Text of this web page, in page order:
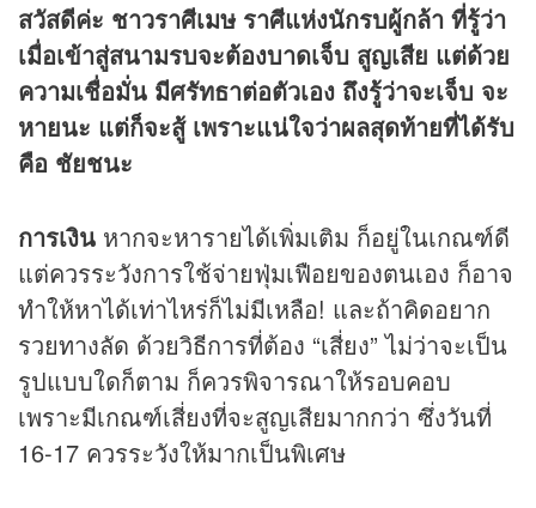
สวัสดีค่ะ ชาวราศีเมษ ราศีแห่งนักรบผู้กล้า ที่รู้ว่า
เมื่อเข้าสู่สนามรบจะต้องบาดเจ็บ สูญเสีย แต่ด้วย
ความเชื่อมั่น มีศรัทธาต่อตัวเอง ถึงรู้ว่าจะเจ็บ จะ
หายนะ แต่ก็จะสู้ เพราะแน่ใจว่าผลสุดท้ายที่ได้รับ
คือ ชัยชนะ
การเงิน หากจะหารายได้เพิ่มเติม ก็อยู่ในเกณฑ์ดี
แต่ควรระวังการใช้จ่ายฟุ่มเฟือยของตนเอง ก็อาจ
ทำให้หาได้เท่าไหร่ก็ไม่มีเหลือ! และถ้าคิดอยาก
รวยทางลัด ด้วยวิธีการที่ต้อง “เสี่ยง” ไม่ว่าจะเป็น
รูปแบบใดก็ตาม ก็ควรพิจารณาให้รอบคอบ
เพราะมีเกณฑ์เสี่ยงที่จะสูญเสียมากกว่า ซึ่งวันที่
16-17 ควรระวังให้มากเป็นพิเศษ